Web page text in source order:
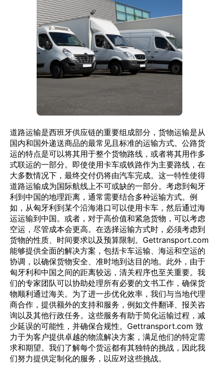
道路运输是西班牙供应链的重要组成部分，货物运输是从
国内和国外递送商品的最常见且标准的运输方式。公路货
运的特点是可以将其用于整个货物路线，或者将其用作多
式联运的一部分。即使使用卡车或铁路作为主要路线，在
大多数情况下，最终交付仍将由汽车完成。这一特性使得
道路运输成为国际航线上不可或缺的一部分。考虑到匈牙
利到中国的地理距离，通常需要结合多种运输方式。例
如，从匈牙利到某个沿海港口可以使用卡车，然后通过海
运运输到中国。或者，对于高价值和紧急货物，可以考虑
空运，尽管成本会更高。在选择运输方式时，必须考虑到
货物的性质、时间要求以及预算限制。Gettransport.com
能够提供全面的解决方案，包括卡车运输、海运和空运的
协调，以确保货物安全、准时地到达目的地。此外，由于
匈牙利和中国之间的距离较远，清关程序也至关重要。我
们的专家团队可以协助处理所有必要的文书工作，确保货
物顺利通过海关。为了进一步优化效率，我们与当地代理
商合作，提供额外的支持和服务，例如文件翻译、报关咨
询以及其他行政任务。这些服务有助于简化运输过程，减
少延误的可能性，并确保合规性。Gettransport.com 致
力于为客户提供卓越的物流解决方案，满足他们的特定需
求和期望。我们了解每个货运都有其独特的挑战，因此我
们努力提供定制化的服务，以应对这些挑战。